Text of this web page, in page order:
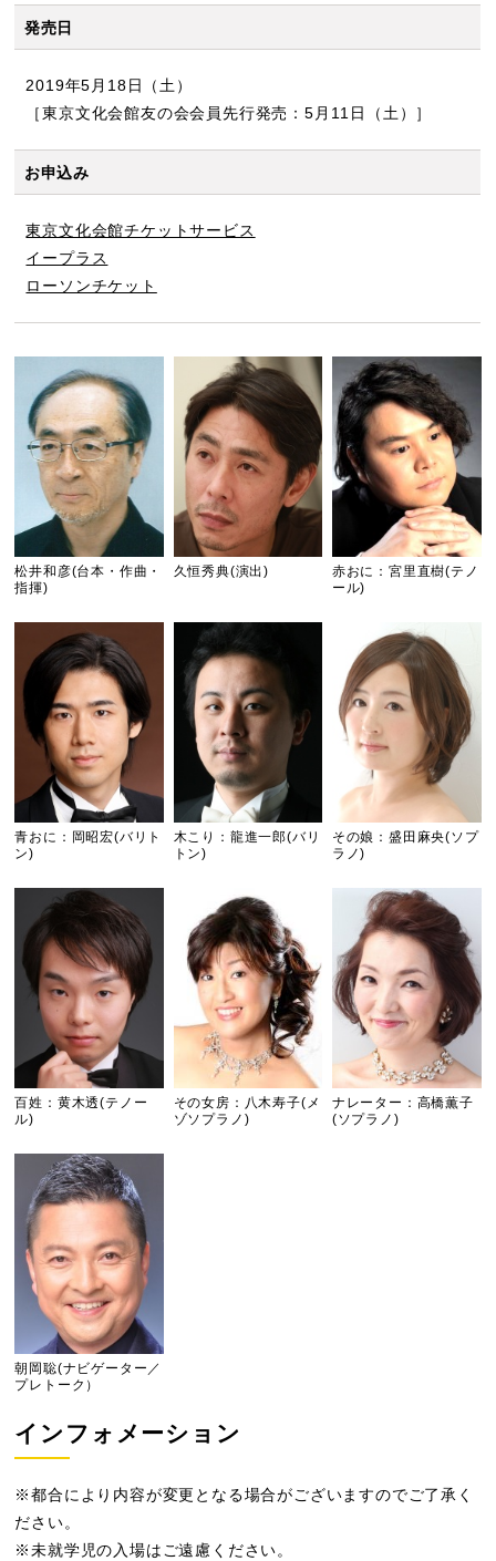
発売日
2019年5月18日（土）
［東京文化会館友の会会員先行発売：5月11日（土）］
お申込み
東京文化会館チケットサービス
イープラス
ローソンチケット
松井和彦(台本・作曲・
指揮)
久恒秀典(演出)
赤おに：宮里直樹(テノ
ール)
青おに：岡昭宏(バリト
ン)
木こり：龍進一郎(バリ
トン)
その娘：盛田麻央(ソプ
ラノ)
百姓：黄木透(テノー
ル)
その女房：八木寿子(メ
ゾソプラノ)
ナレーター：高橋薫子
(ソプラノ)
朝岡聡(ナビゲーター／
プレトーク）
インフォメーション
※都合により内容が変更となる場合がございますのでご了承く
ださい。
※未就学児の入場はご遠慮ください。